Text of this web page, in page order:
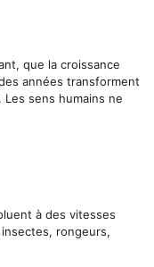
que la croissance
années transforment
Les sens humains ne
à des vitesses
rongeurs,